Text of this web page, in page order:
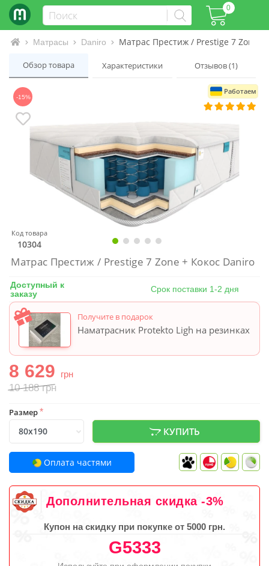
0
Интернет-магазин матрасов и кроватей
Матрасы Daniro Матрас Престиж / Prestige 7 Zone +
Обзор товара Характеристики Отзывов (1)
Работаем
-15%
Код товара
10304
Матрас Престиж / Prestige 7 Zone + Кокос Daniro
Доступный к
заказу
Срок поставки 1-2 дня
Получите в подарок
Наматрасник Protekto Ligh на резинках
8 629 грн
10 188грн
Размер*
КУПИТЬ
Оплата частями
Дополнительная скидка -3%
Купон на скидку при покупке от 5000 грн.
G5333